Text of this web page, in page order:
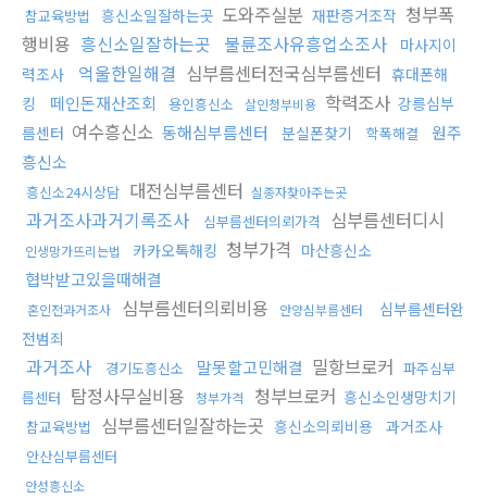
참교육방법 흥신소일잘하는곳 도와주실분 재판증거조작 청부폭
행비용 흥신소일잘하는곳 불륜조사유흥업소조사
마사지이
력조사
억울한일해결 심부름센터전국심부름센터 휴대폰해
킹
떼인돈재산조회 용인흥신소 살인청부비용 학력조사 강릉심부
름센터 여수흥신소 동해심부름센터 분실폰찾기 학폭해결
원주
흥신소
흥신소24시상담 대전심부름센터 실종자찾아주는곳
과거조사과거기록조사 심부름센터의뢰가격 심부름센터디시
인생망가뜨리는법 카카오톡해킹 청부가격 마산흥신소
협박받고있을때해결
혼인전과거조사 심부름센터의뢰비용 안양심부름센터
심부름센터완
전범죄
과거조사 경기도흥신소 말못할고민해결 밀항브로커 파주심부
름센터 탐정사무실비용 청부가격 청부브로커 흥신소인생망치기
참교육방법 심부름센터일잘하는곳 흥신소의뢰비용 과거조사
안산심부름센터
안성흥신소